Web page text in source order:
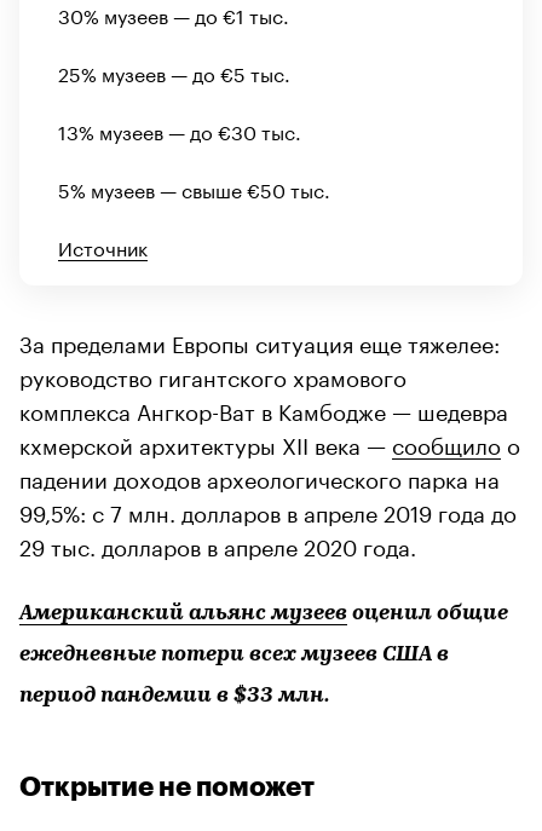
30% музеев — до €1 тыс.
25% музеев — до €5 тыс.
13% музеев — до €30 тыс.
5% музеев — свыше €50 тыс.
Источник
За пределами Европы ситуация еще тяжелее:
руководство гигантского храмового
комплекса Ангкор-Ват в Камбодже — шедевра
кхмерской архитектуры XII века — сообщило о
падении доходов археологического парка на
99,5%: с 7 млн. долларов в апреле 2019 года до
29 тыс. долларов в апреле 2020 года.
Американский альянс музеев оценил общие
ежедневные потери всех музеев США в
период пандемии в $33 млн.
Открытие не поможет